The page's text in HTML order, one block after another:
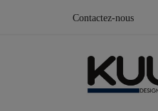
Contactez-nous